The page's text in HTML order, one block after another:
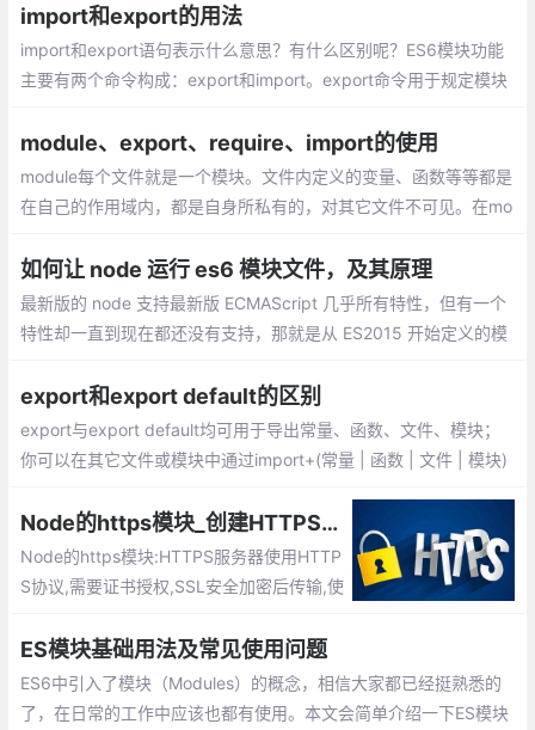
dejs。AMD规范应用于浏览器，如requirej
s，为异步加载。
import和export的用法
import和export语句表示什么意思？有什么区别呢？ES6模块功能
主要有两个命令构成：export和import。export命令用于规定模块
module、export、require、import的使用
module每个文件就是一个模块。文件内定义的变量、函数等等都是
在自己的作用域内，都是自身所私有的，对其它文件不可见。在mo
外的输出值，是一个对象。
如何让 node 运行 es6 模块文件，及其原理
最新版的 node 支持最新版 ECMAScript 几乎所有特性，但有一个
特性却一直到现在都还没有支持，那就是从 ES2015 开始定义的模
的，包括 node 项目
export和export default的区别
export与export default均可用于导出常量、函数、文件、模块；
你可以在其它文件或模块中通过import+(常量 | 函数 | 文件 | 模块)
Node的https模块_创建HTTPS服务器
Node的https模块:HTTPS服务器使用HTTP
S协议,需要证书授权,SSL安全加密后传输,使
ES模块基础用法及常见使用问题
ES6中引入了模块（Modules）的概念，相信大家都已经挺熟悉的
了，在日常的工作中应该也都有使用。本文会简单介绍一下ES模块